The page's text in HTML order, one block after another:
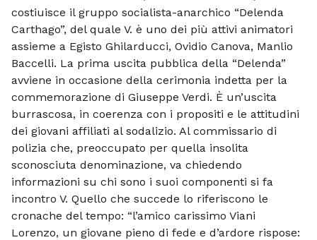
costiuisce il gruppo socialista-anarchico “Delenda
Carthago”, del quale V. è uno dei più attivi animatori
assieme a Egisto Ghilarducci, Ovidio Canova, Manlio
Baccelli. La prima uscita pubblica della “Delenda”
avviene in occasione della cerimonia indetta per la
commemorazione di Giuseppe Verdi. È un’uscita
burrascosa, in coerenza con i propositi e le attitudini
dei giovani affiliati al sodalizio. Al commissario di
polizia che, preoccupato per quella insolita
sconosciuta denominazione, va chiedendo
informazioni su chi sono i suoi componenti si fa
incontro V. Quello che succede lo riferiscono le
cronache del tempo: “l’amico carissimo Viani
Lorenzo, un giovane pieno di fede e d’ardore rispose: